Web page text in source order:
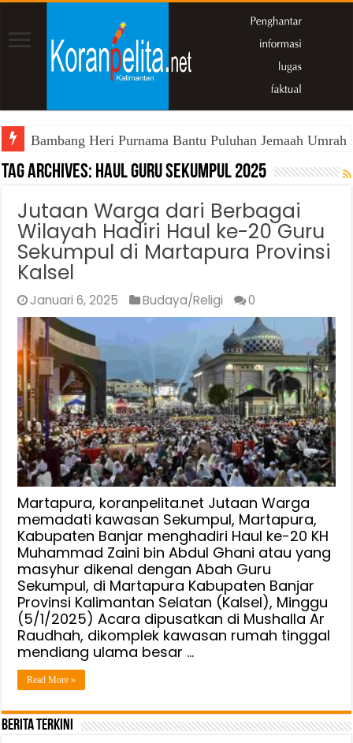
Bambang Heri Purnama Bantu Puluhan Jemaah
Tag Archives: haul guru sekumpul 2025
Jutaan Warga dari Berbagai
Wilayah Hadiri Haul ke-20 Guru
Sekumpul di Martapura Provinsi
Kalsel
Januari 6, 2025 Budaya/Religi 0
Martapura, koranpelita.net Jutaan Warga
memadati kawasan Sekumpul, Martapura,
Kabupaten Banjar menghadiri Haul ke-20 KH
Muhammad Zaini bin Abdul Ghani atau yang
masyhur dikenal dengan Abah Guru
Sekumpul, di Martapura Kabupaten Banjar
Provinsi Kalimantan Selatan (Kalsel), Minggu
(5/1/2025) Acara dipusatkan di Mushalla Ar
Raudhah, dikomplek kawasan rumah tinggal
mendiang ulama besar …
Read More »
Berita Terkini